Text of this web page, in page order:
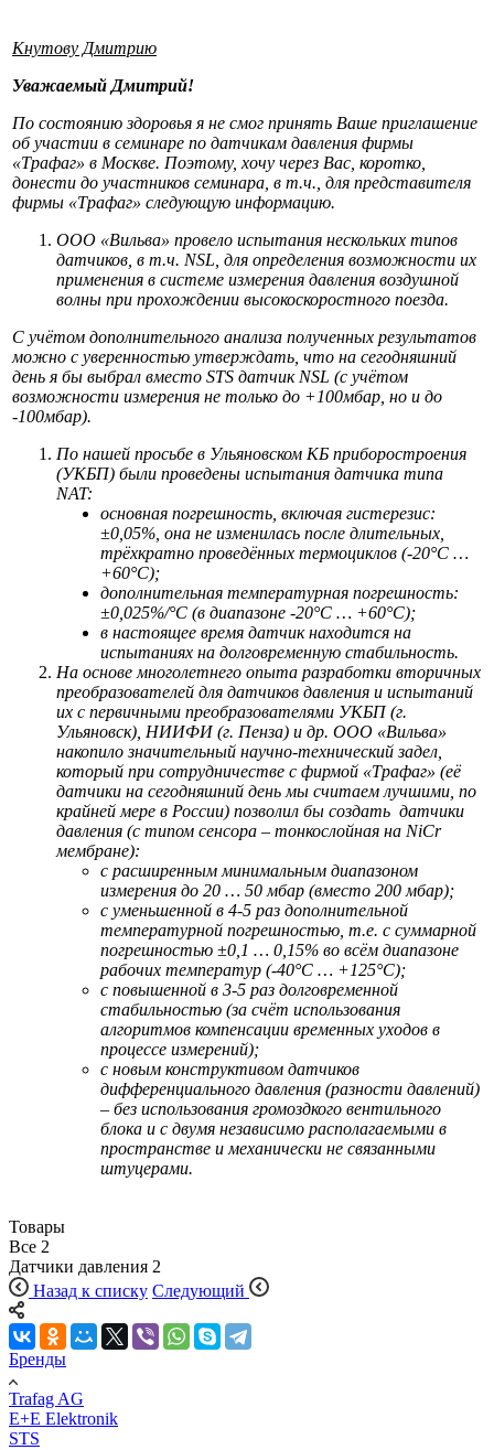
Кнутову Дмитрию
Уважаемый Дмитрий!
По состоянию здоровья я не смог принять Ваше приглашение
об участии в семинаре по датчикам давления фирмы
«Трафаг» в Москве. Поэтому, хочу через Вас, коротко,
донести до участников семинара, в т.ч., для представителя
фирмы «Трафаг» следующую информацию.
ООО «Вильва» провело испытания нескольких типов
датчиков, в т.ч. NSL, для определения возможности их
применения в системе измерения давления воздушной
волны при прохождении высокоскоростного поезда.
С учётом дополнительного анализа полученных результатов
можно с уверенностью утверждать, что на сегодняшний
день я бы выбрал вместо STS датчик NSL (с учётом
возможности измерения не только до +100мбар, но и до
-100мбар).
По нашей просьбе в Ульяновском КБ приборостроения
(УКБП) были проведены испытания датчика типа
NAT:
основная погрешность, включая гистерезис:
±0,05%, она не изменилась после длительных,
трёхкратно проведённых термоциклов (-20°С …
+60°С);
дополнительная температурная погрешность:
±0,025%/°С (в диапазоне -20°С … +60°С);
в настоящее время датчик находится на
испытаниях на долговременную стабильность.
На основе многолетнего опыта разработки вторичных
преобразователей для датчиков давления и испытаний
их с первичными преобразователями УКБП (г.
Ульяновск), НИИФИ (г. Пенза) и др. ООО «Вильва»
накопило значительный научно-технический задел,
который при сотрудничестве с фирмой «Трафаг» (её
датчики на сегодняшний день мы считаем лучшими, по
крайней мере в России) позволил бы создать датчики
давления (с типом сенсора – тонкослойная на NiCr
мембране):
с расширенным минимальным диапазоном
измерения до 20 … 50 мбар (вместо 200 мбар);
с уменьшенной в 4-5 раз дополнительной
температурной погрешностью, т.е. с суммарной
погрешностью ±0,1 … 0,15% во всём диапазоне
рабочих температур (-40°С … +125°С);
с повышенной в 3-5 раз долговременной
стабильностью (за счёт использования
алгоритмов компенсации временных уходов в
процессе измерений);
с новым конструктивом датчиков
дифференциального давления (разности давлений)
– без использования громоздкого вентильного
блока и с двумя независимо располагаемыми в
пространстве и механически не связанными
штуцерами.
Товары
Все 2
Датчики давления 2
Назад к списку Следующий
Бренды
Trafag AG
E+E Elektronik
STS